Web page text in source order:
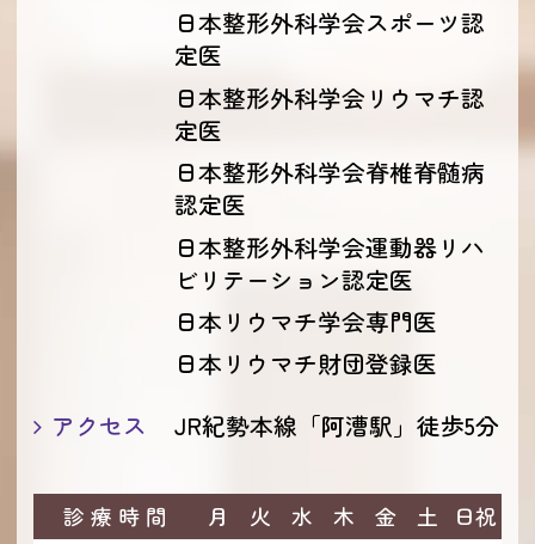
日本整形外科学会スポーツ認
定医
日本整形外科学会リウマチ認
定医
日本整形外科学会脊椎脊髄病
認定医
日本整形外科学会運動器リハ
ビリテーション認定医
日本リウマチ学会専門医
日本リウマチ財団登録医
アクセス
JR紀勢本線「阿漕駅」徒歩5分
診 療 時 間 月 火 水 木 金 土 日祝